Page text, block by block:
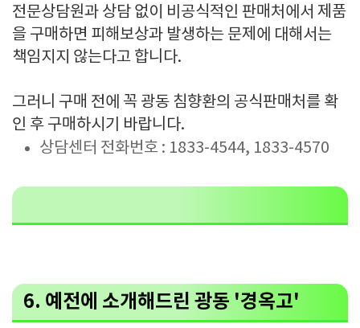
전문상담원과 상담 없이 비공식적인 판매처에서 제품
을 구매하면 피해보상과 발생하는 문제에 대해서는
책임지지 않는다고 합니다.
그러니 구매 전에 꼭 광동 침향환의 공식판매처를 확
인 후 구매하시기 바랍니다.
상담센터 전화번호 : 1833-4544, 1833-4570
6. 예전에 소개해드린 광동 '경옥고'